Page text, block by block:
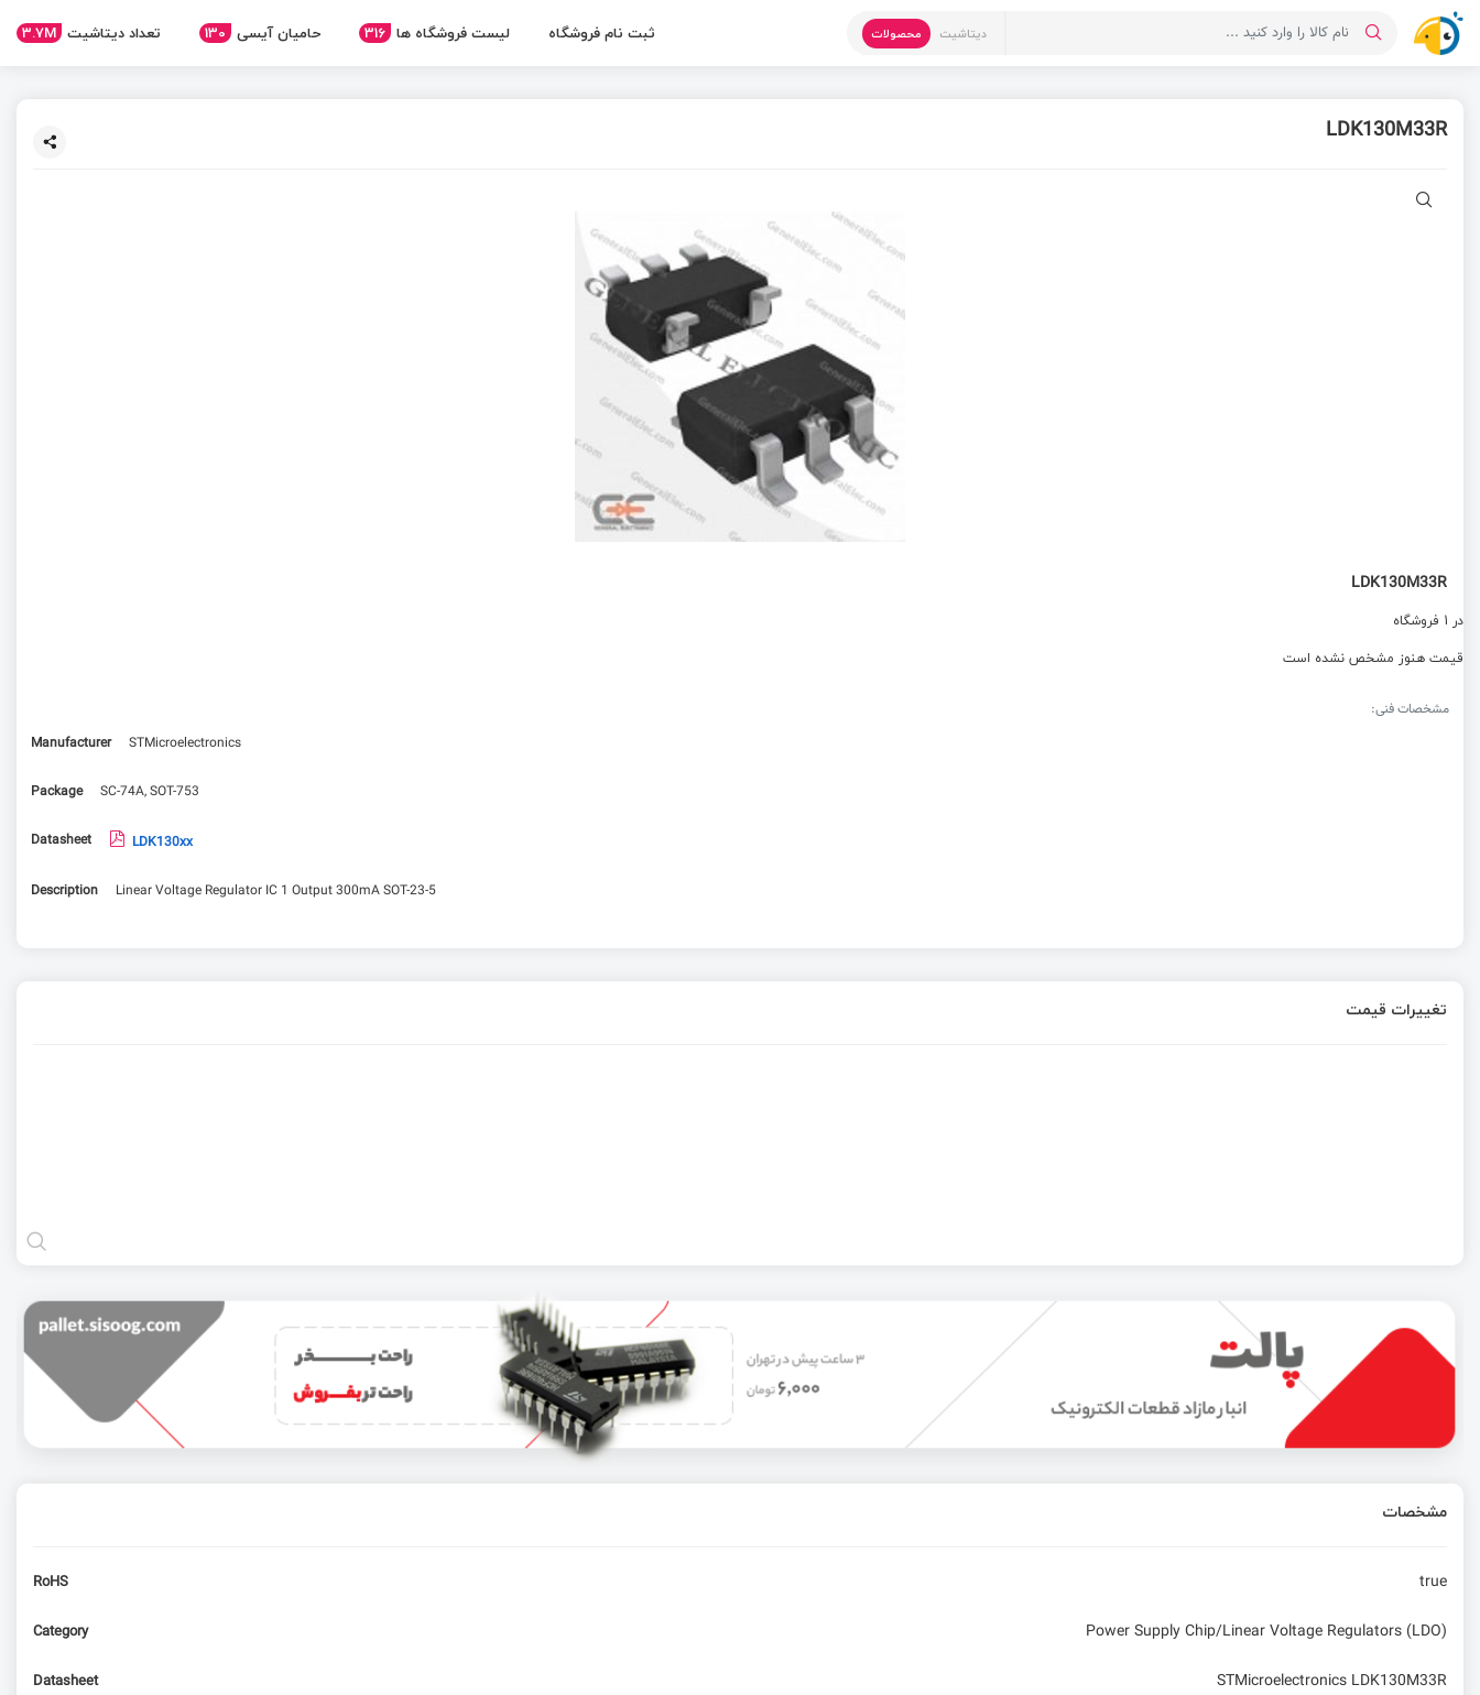
دیتاشیت محصولات ثبت نام فروشگاه لیست فروشگاه ها 316 حامیان آیسی 130 تعداد دیتاشیت 3.7M
LDK130M33R
LDK130M33R
در 1 فروشگاه
قیمت هنوز مشخص نشده است
مشخصات فنی:
Manufacturer
STMicroelectronics
Package SC-74A, SOT-753
Datasheet LDK130xx
Description Linear Voltage Regulator IC 1 Output 300mA SOT-23-5
تغییرات قیمت
مشخصات
RoHS true
Category Power Supply Chip/Linear Voltage Regulators (LDO)
Datasheet STMicroelectronics LDK130M33R